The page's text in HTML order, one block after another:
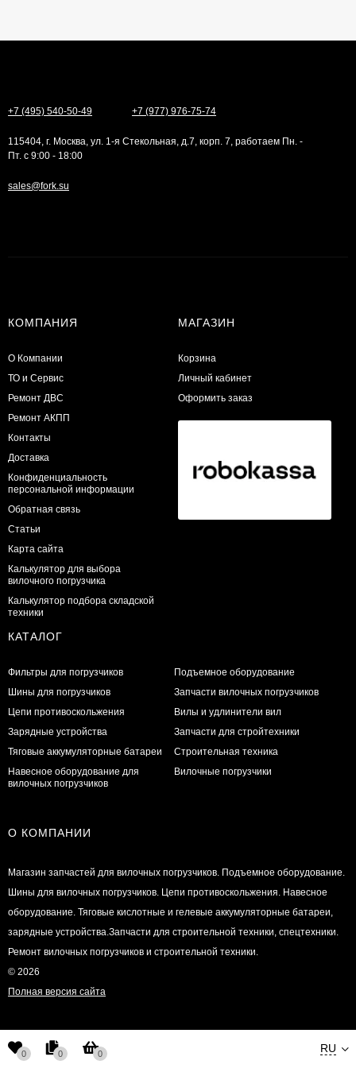
+7 (495) 540-50-49 +7 (977) 976-75-74
115404, г. Москва, ул. 1-я Стекольная, д.7, корп. 7, работаем Пн. -
Пт. с 9:00 - 18:00
sales@fork.su
КОМПАНИЯ
О Компании
ТО и Сервис
​Ремонт ДВС
Ремонт АКПП
Контакты
Доставка
Конфиденциальность
персональной информации
Обратная связь
Статьи
Карта сайта
Калькулятор для выбора
вилочного погрузчика
Калькулятор подбора складской
техники
МАГАЗИН
Корзина
Личный кабинет
Оформить заказ
КАТАЛОГ
Фильтры для погрузчиков
Шины для погрузчиков
Цепи противоскольжения
Зарядные устройства
Тяговые аккумуляторные батареи
Навесное оборудование для
вилочных погрузчиков
Подъемное оборудование
Запчасти вилочных погрузчиков
Вилы и удлинители вил
Запчасти для стройтехники
Строительная техника
Вилочные погрузчики
О КОМПАНИИ
Магазин запчастей для вилочных погрузчиков. Подъемное оборудование.
Шины для вилочных погрузчиков. Цепи противоскольжения. Навесное
оборудование. Тяговые кислотные и гелевые аккумуляторные батареи,
зарядные устройства.Запчасти для строительной техники, спецтехники.
Ремонт вилочных погрузчиков и строительной техники.
© 2026
Полная версия сайта
RU
0 0 0